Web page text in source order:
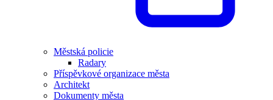
Městská policie
Radary
Příspěvkové organizace města
Architekt
Dokumenty města